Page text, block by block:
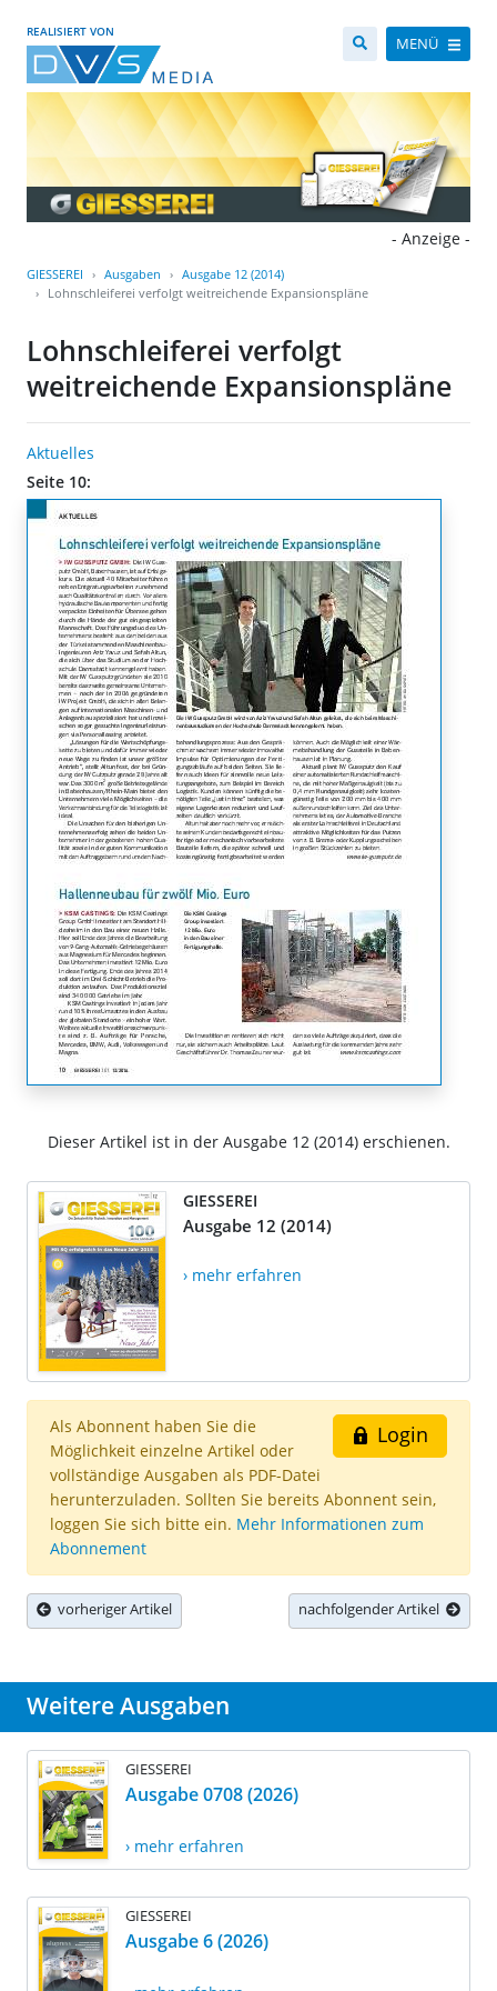
REALISIERT VON
MENÜ
- Anzeige -
GIESSEREI Ausgaben
Ausgabe 12 (2014)
Lohnschleiferei verfolgt weitreichende Expansionspläne
Lohnschleiferei verfolgt
weitreichende Expansionspläne
Aktuelles
Seite 10:
Dieser Artikel ist in der Ausgabe 12 (2014) erschienen.
GIESSEREI
Ausgabe 12 (2014)
› mehr erfahren
Login
Als Abonnent haben Sie die
Möglichkeit einzelne Artikel oder
vollständige Ausgaben als PDF-Datei
herunterzuladen. Sollten Sie bereits Abonnent sein,
loggen Sie sich bitte ein. Mehr Informationen zum
Abonnement
vorheriger Artikel nachfolgender Artikel
Weitere Ausgaben
GIESSEREI
Ausgabe 0708 (2026)
› mehr erfahren
GIESSEREI
Ausgabe 6 (2026)